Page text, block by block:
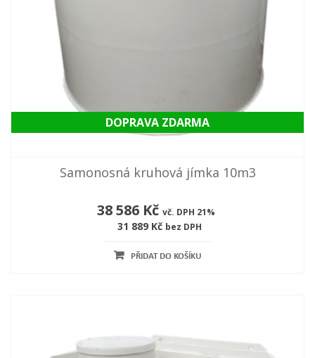
DOPRAVA ZDARMA
Samonosná kruhová jímka 10m3
38 586 Kč vč. DPH 21%
31 889 Kč bez DPH
PŘIDAT DO KOŠÍKU